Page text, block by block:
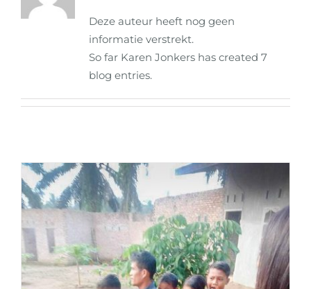
Deze auteur heeft nog geen
informatie verstrekt.
So far Karen Jonkers has created 7
blog entries.